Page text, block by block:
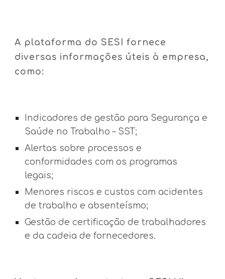
A plataforma do SESI fornece
diversas informações úteis à empresa,
como:
Indicadores de gestão para Segurança e
Saúde no Trabalho – SST;
Alertas sobre processos e
conformidades com os programas
legais;
Menores riscos e custos com acidentes
de trabalho e absenteísmo;
Gestão de certificação de trabalhadores
e da cadeia de fornecedores.